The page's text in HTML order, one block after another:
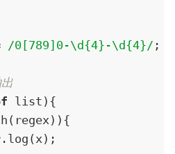
/0[789]0-\d{4}-\d{4}/ ;
list){